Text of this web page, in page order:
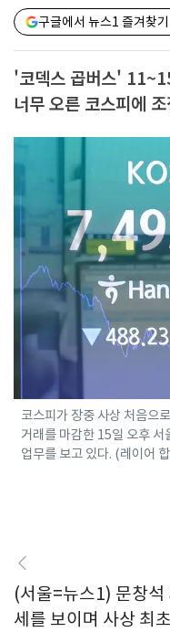
구글에서 뉴스1 즐겨찾기
'코덱스 곱버스'
너무 오른 코스피에
코스피가 장중 사상 처음으
거래를 마감한 15일 오후 서
업무를 보고 있다. (레이어
(서울=뉴스1) 문창석
세를 보이며 사상 최